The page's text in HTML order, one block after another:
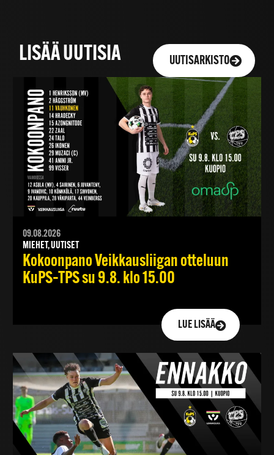
LISÄÄ UUTISIA UUTISARKISTO
09.08.2026
MIEHET, UUTISET
Kokoonpano Veikkausliigan otteluun
KuPS–TPS su 9.8. klo 15.00
LUE LISÄÄ